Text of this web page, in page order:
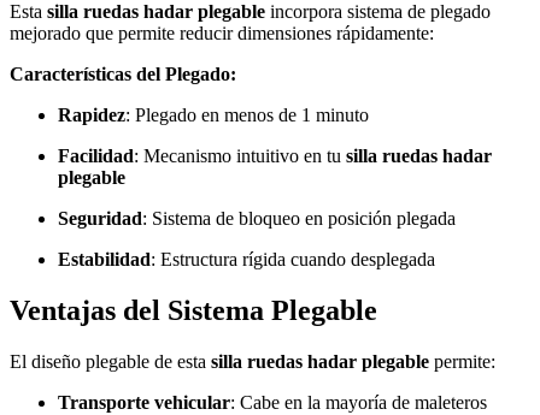
Esta silla ruedas hadar plegable incorpora sistema de plegado
mejorado que permite reducir dimensiones rápidamente:
Características del Plegado:
Rapidez: Plegado en menos de 1 minuto
Facilidad: Mecanismo intuitivo en tu silla ruedas hadar
plegable
Seguridad: Sistema de bloqueo en posición plegada
Estabilidad: Estructura rígida cuando desplegada
Ventajas del Sistema Plegable
El diseño plegable de esta silla ruedas hadar plegable permite:
Transporte vehicular: Cabe en la mayoría de maleteros